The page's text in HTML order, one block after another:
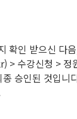
확인 받으신 다
수강신청 > 정
승인된 것입니